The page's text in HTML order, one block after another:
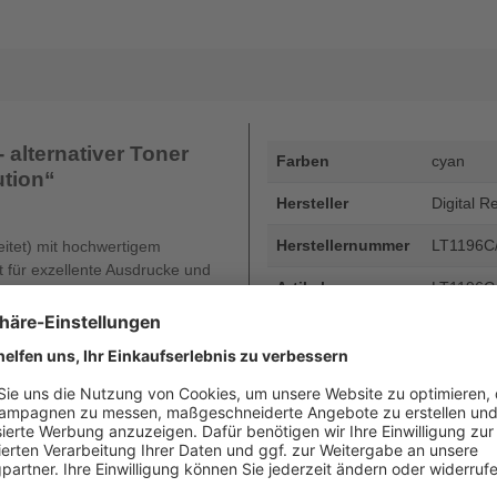
alternativer Toner
mit hochwertigem
exzellente Ausdrucke und
Farben cyan
Hersteller Digital
Herstellernummer
Artikelnummer
bis zu
Beschreibung
HP
Revolution
Art